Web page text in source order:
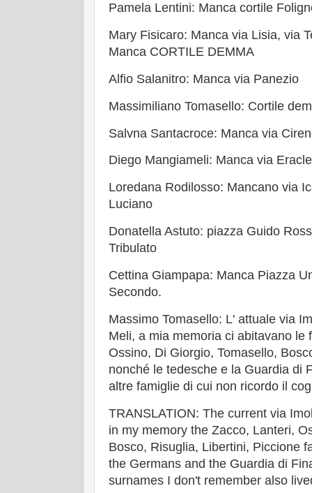
Pamela Lentini: Manca cortile
Mary Fisicaro: Manca via Lisia, via
Manca CORTILE DEMMA
Alfio Salanitro: Manca via Panezio
Massimiliano Tomasello: Cortile
Salvna Santacroce: Manca via
Diego Mangiameli: Manca via
Loredana Rodilosso: Mancano via
Luciano
Donatella Astuto: piazza Guido
Tribulato
Cettina Giampapa: Manca Piazza
Secondo.
Massimo Tomasello: L' attuale via
Meli, a mia memoria ci abitavano le
Ossino, Di Giorgio, Tomasello,
nonché le tedesche e la Guardia di
altre famiglie di cui non ricordo il
TRANSLATION: The current via
in my memory the Zacco, Lanteri,
Bosco, Risuglia, Libertini, Piccione
the Germans and the Guardia di
surnames I don't remember also